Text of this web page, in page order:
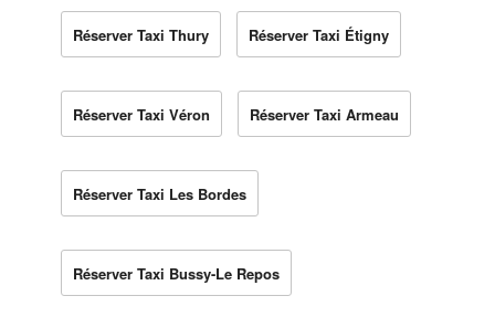
Réserver Taxi Thury Réserver Taxi Étigny
Réserver Taxi Véron Réserver Taxi Armeau
Réserver Taxi Les Bordes
Réserver Taxi Bussy-Le Repos